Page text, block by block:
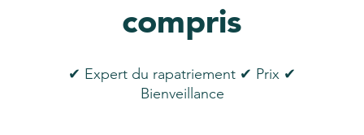
compris
✔ Expert du rapatriement ✔ Prix ✔
Bienveillance